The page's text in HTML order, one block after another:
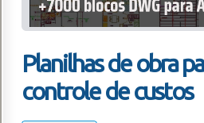
Planilhas de obra
controle de custos